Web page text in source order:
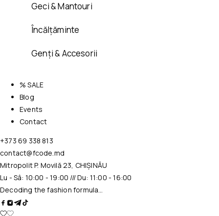
Geci & Mantouri
Încălțăminte
Genți & Accesorii
% SALE
Blog
Events
Contact
+373 69 338 813
contact@fcode.md
Mitropolit P. Movilă 23, CHIȘINĂU
Lu - Sâ: 10:00 - 19:00 /// Du: 11:00 - 16:00
Decoding the fashion formula…